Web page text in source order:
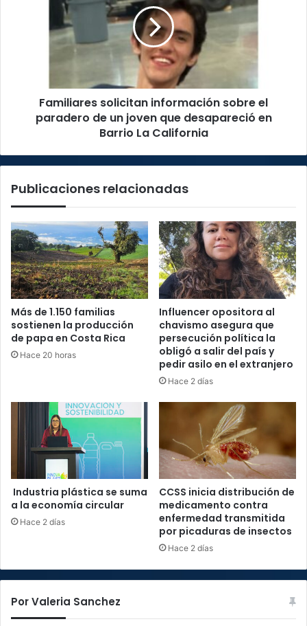
desapareció
La
Familiares solicitan información sobre el
paradero de un joven que desapareció en
Barrio La California
Publicaciones relacionadas
Más de 1.150 familias
sostienen la producción
de papa en Costa Rica
Hace 20 horas
Influencer opositora al
chavismo asegura que
persecución política la
obligó a salir del país y
pedir asilo en el extranjero
Hace 2 días
Industria plástica se suma
a la economía circular
Hace 2 días
CCSS inicia distribución de
medicamento contra
enfermedad transmitida
por picaduras de insectos
Hace 2 días
Por Valeria Sanchez